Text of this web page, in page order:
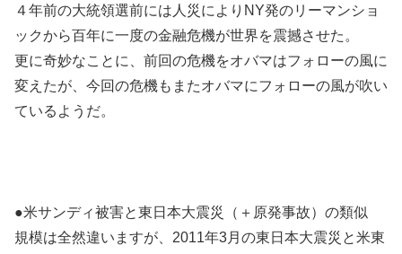
４年前の大統領選前には人災によりNY発のリーマンショ
ックから百年に一度の金融危機が世界を震撼させた。
更に奇妙なことに、前回の危機をオバマはフォローの風に
変えたが、今回の危機もまたオバマにフォローの風が吹い
ているようだ。
●米サンディ被害と東日本大震災（＋原発事故）の類似
規模は全然違いますが、2011年3月の東日本大震災と米東